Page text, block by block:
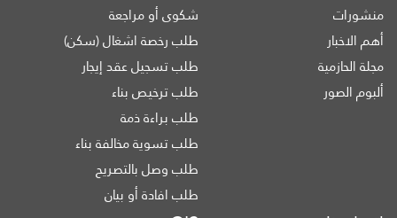
منشورات
أهم الاخبار
مجلة الحازمية
ألبوم الصور
شكوى أو مراجعة
طلب رخصة اشغال (سكن)
طلب تسجيل عقد إيجار
طلب ترخيص بناء
طلب براءة ذمة
طلب تسوية مخالفة بناء
طلب وصل بالتصريح
طلب افادة أو بيان